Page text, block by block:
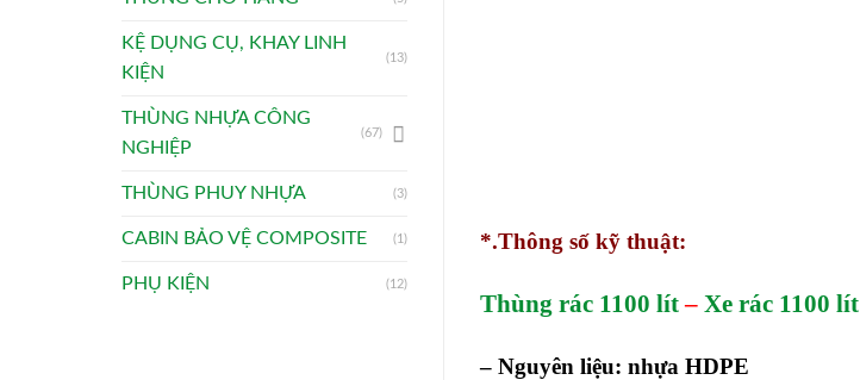
KỆ DỤNG CỤ, KHAY LINH
KIỆN
(13)
THÙNG NHỰA CÔNG
NGHIỆP
(67)
THÙNG PHUY NHỰA (3)
CABIN BẢO VỆ COMPOSITE (1)
PHỤ KIỆN (12)
*.Thông số kỹ thuật:
Thùng rác 1100 lít– Xe rác 1100 lít
– Nguyên liệu: nhựa HDPE